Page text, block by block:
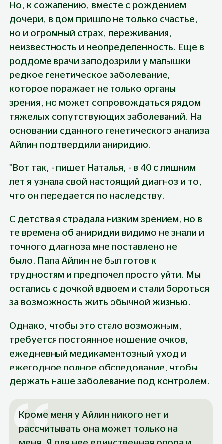
Но, к сожалению, вместе с рождением
дочери, в дом пришло не только счастье,
но и огромный страх, переживания,
неизвестность и неопределенность. Еще в
роддоме врачи заподозрили у малышки
редкое генетическое заболевание,
которое поражает не только органы
зрения, но может сопровождаться рядом
тяжелых сопутствующих заболеваний. На
основании сданного генетического анализа
Айлин подтвердили аниридию.
"Вот так, - пишет Наталья, - в 40 с лишним
лет я узнала свой настоящий диагноз и то,
что он передается по наследству.
С детства я страдала низким зрением, но в
те времена об аниридии видимо не знали и
точного диагноза мне поставлено не
было. Папа Айлин не был готов к
трудностям и предпочел просто уйти. Мы
остались с дочкой вдвоем и стали бороться
за возможность жить обычной жизнью.
Однако, чтобы это стало возможным,
требуется постоянное ношение очков,
ежедневный медикаментозный уход и
ежегодное полное обследование, чтобы
держать наше заболевание под контролем.
Кроме меня у Айлин никого нет и
рассчитывать она может только на